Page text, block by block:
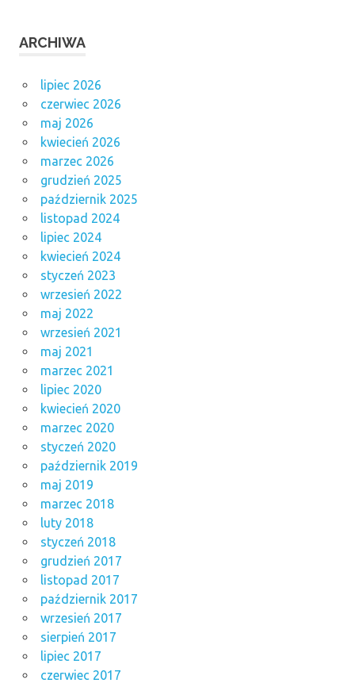
ARCHIWA
lipiec 2026
czerwiec 2026
maj 2026
kwiecień 2026
marzec 2026
grudzień 2025
październik 2025
listopad 2024
lipiec 2024
kwiecień 2024
styczeń 2023
wrzesień 2022
maj 2022
wrzesień 2021
maj 2021
marzec 2021
lipiec 2020
kwiecień 2020
marzec 2020
styczeń 2020
październik 2019
maj 2019
marzec 2018
luty 2018
styczeń 2018
grudzień 2017
listopad 2017
październik 2017
wrzesień 2017
sierpień 2017
lipiec 2017
czerwiec 2017